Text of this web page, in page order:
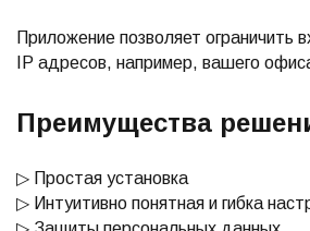
Приложение позволяет ограничить
IP адресов, например, вашего
Преимущества
▷ Простая установка
▷ Интуитивно понятная и гибка